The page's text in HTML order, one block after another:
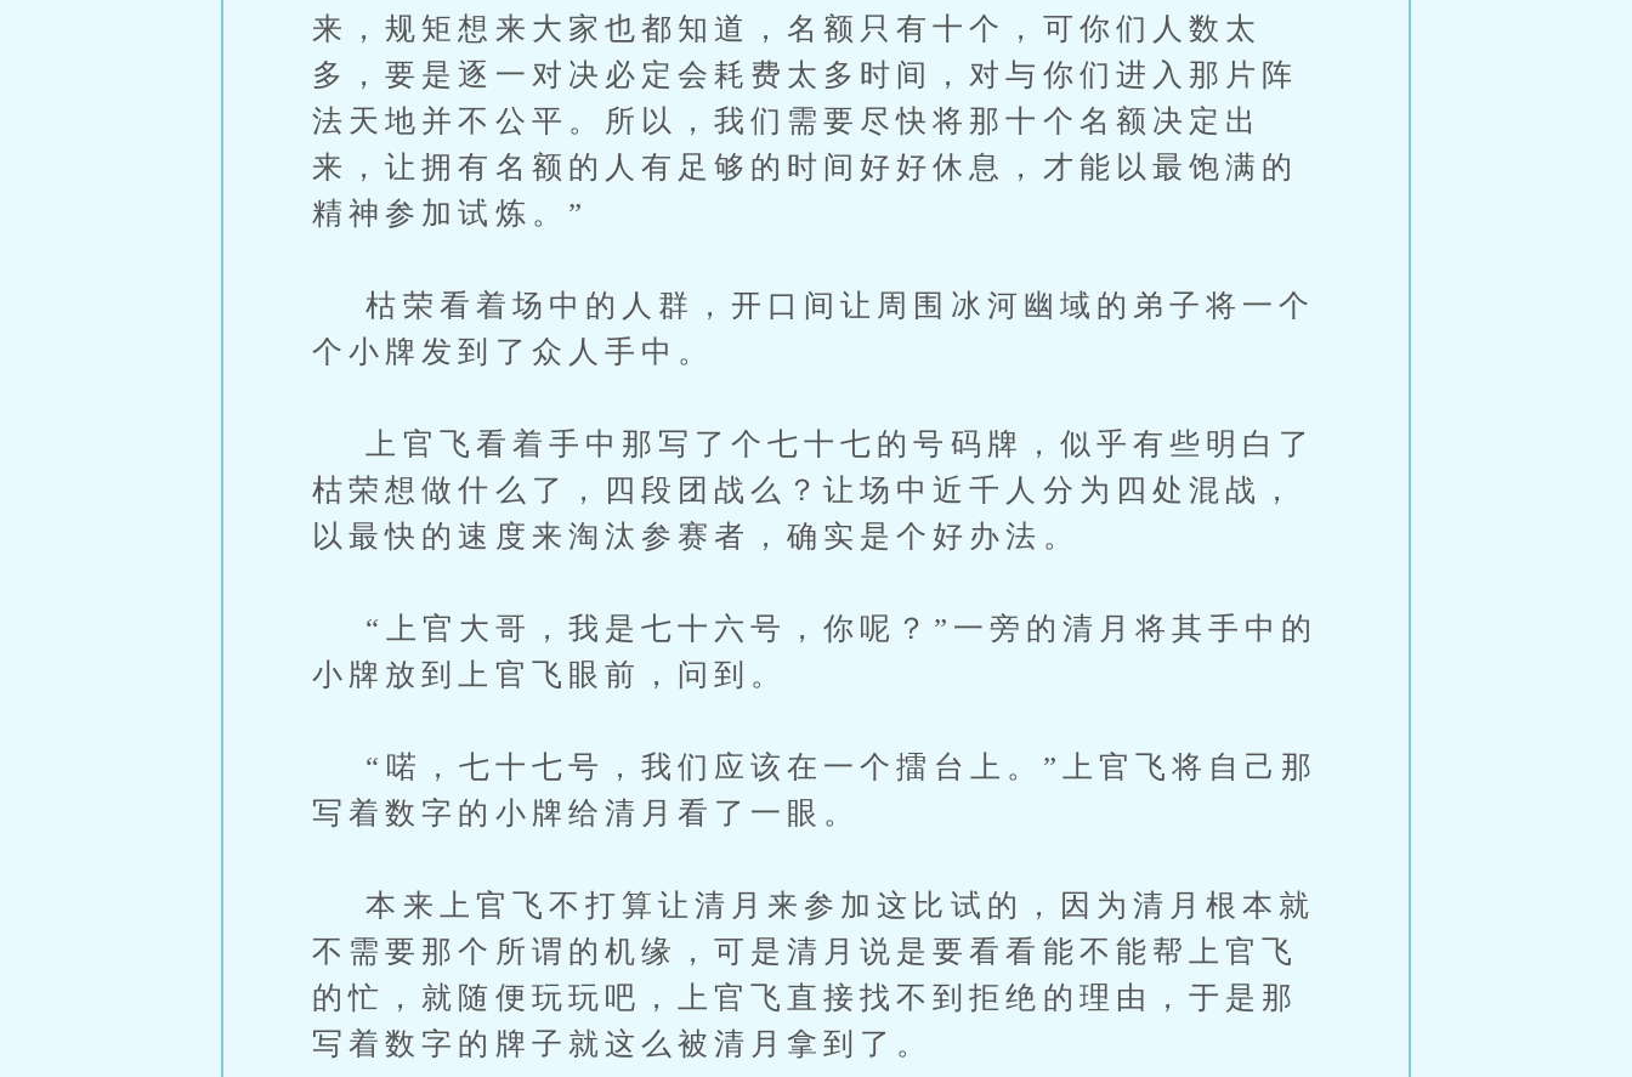
来，规矩想来大家也都知道，名额只有十个，可你们人数太
多，要是逐一对决必定会耗费太多时间，对与你们进入那片阵
法天地并不公平。所以，我们需要尽快将那十个名额决定出
来，让拥有名额的人有足够的时间好好休息，才能以最饱满的
精神参加试炼。”
枯荣看着场中的人群，开口间让周围冰河幽域的弟子将一个
个小牌发到了众人手中。
上官飞看着手中那写了个七十七的号码牌，似乎有些明白了
枯荣想做什么了，四段团战么？让场中近千人分为四处混战，
以最快的速度来淘汰参赛者，确实是个好办法。
“上官大哥，我是七十六号，你呢？”一旁的清月将其手中的
小牌放到上官飞眼前，问到。
“喏，七十七号，我们应该在一个擂台上。”上官飞将自己那
写着数字的小牌给清月看了一眼。
本来上官飞不打算让清月来参加这比试的，因为清月根本就
不需要那个所谓的机缘，可是清月说是要看看能不能帮上官飞
的忙，就随便玩玩吧，上官飞直接找不到拒绝的理由，于是那
写着数字的牌子就这么被清月拿到了。